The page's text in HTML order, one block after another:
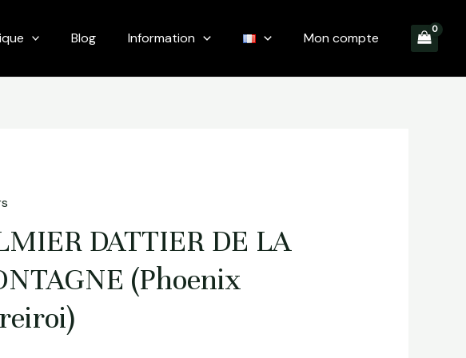
Blog Information Mon compte
DATTIER DE LA
(Phoenix